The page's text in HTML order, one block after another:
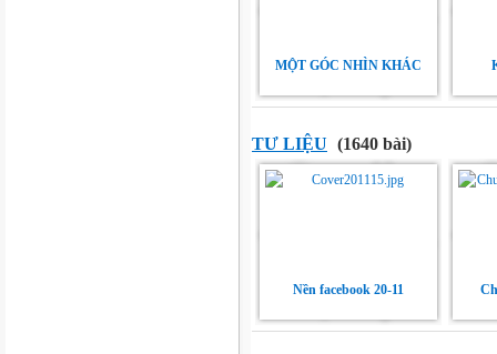
MỘT GÓC NHÌN KHÁC
TƯ LIỆU (1640 bài)
Nền facebook 20-11